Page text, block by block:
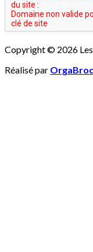
Copyright © 2026
Réalisé par